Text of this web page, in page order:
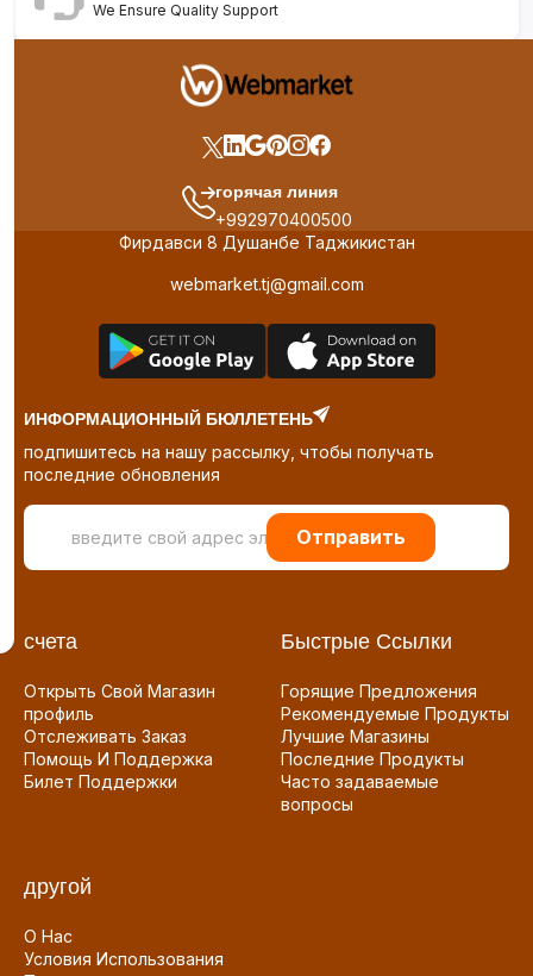
We Ensure Quality Support
горячая линия
+992970400500
Фирдавси 8 Душанбе Таджикистан
webmarket.tj@gmail.com
ИНФОРМАЦИОННЫЙ БЮЛЛЕТЕНЬ
подпишитесь на нашу рассылку, чтобы получать
последние обновления
Отправить
счета
Открыть Свой Магазин
профиль
Отслеживать Заказ
Помощь И Поддержка
Билет Поддержки
Быстрые Ссылки
Горящие Предложения
Рекомендуемые Продукты
Лучшие Магазины
Последние Продукты
Часто задаваемые
вопросы
другой
О Нас
Условия Использования